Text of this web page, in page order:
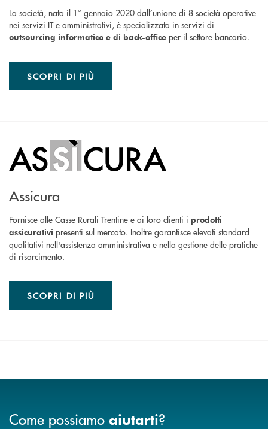
La società, nata il 1° gennaio 2020 dall’unione di 8 società operative
nei servizi IT e amministrativi, è specializzata in servizi di
outsourcing informatico e di back-office per il settore bancario.
SCOPRI DI PIÙ
Assicura
Fornisce alle Casse Rurali Trentine e ai loro clienti i prodotti
assicurativi presenti sul mercato. Inoltre garantisce elevati standard
qualitativi nell'assistenza amministrativa e nella gestione delle pratiche
di risarcimento.
SCOPRI DI PIÙ
Come possiamo aiutarti?